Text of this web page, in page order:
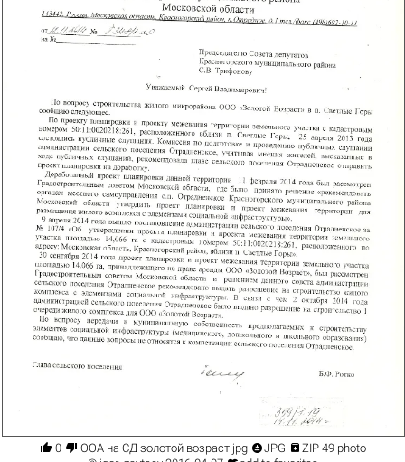
 0  ООА на СД золотой возраст.jpg JPG  ZIP 49 photo